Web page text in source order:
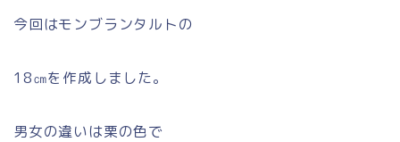
今回はモンブランタルトの
18㎝を作成しました。
男女の違いは栗の色で